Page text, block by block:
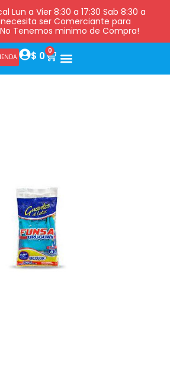
Lun a Vier 8:30 a 17:30 Sab 8:30 a
necesita ser Comerciante para
Tenemos minimo de Compra!
$ 0 0